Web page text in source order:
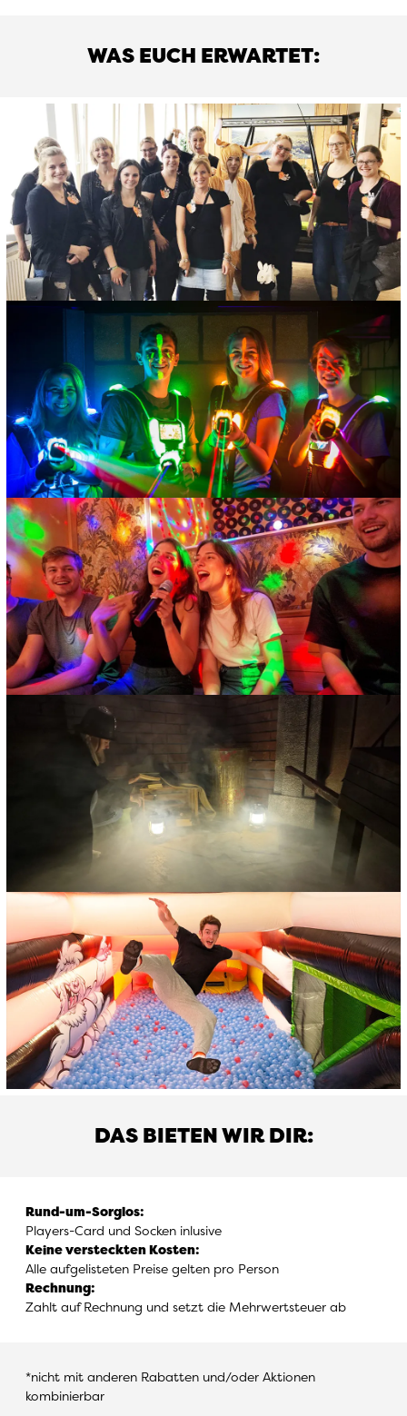
WAS EUCH ERWARTET:
DAS BIETEN WIR DIR:
Rund-um-Sorglos:
Players-Card und Socken inlusive
Keine versteckten Kosten:
Alle aufgelisteten Preise gelten pro Person
Rechnung:
Zahlt auf Rechnung und setzt die Mehrwertsteuer ab
*nicht mit anderen Rabatten und/oder Aktionen
kombinierbar